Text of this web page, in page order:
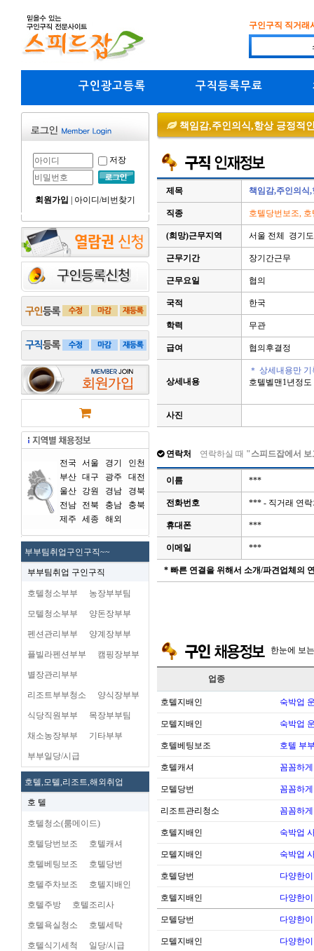
구인구직 직거래
구인광고등록 구직등록무료
저장
회원가입 아이디/비번찾기
전국 서울 경기
인천
부산 대구 광주
대전
울산
강원 경남
경북
전남
전북 충남
충북
제주
세종 해외
부부팀취업구인구직~~
부부팀취업 구인구직
호텔청소부부 농장부부팀
모텔청소부부 양돈장부부
펜션관리부부 양계장부부
플빌라펜션부부 캠핑장부부
별장관리부부
리조트부부청소 양식장부부
식당직원부부 목장부부팀
채소농장부부 기타부부
부부일당/시급
호텔,모텔,리조트,해외취업
호 텔
호텔청소(룸메이드)
호텔당번보조 호텔캐셔
호텔베팅보조 호텔당번
호텔주차보조 호텔지배인
호텔주방 호텔조리사
호텔욕실청소 호텔세탁
호텔식기세척 일당/시급
책임감,주인의식,항상 긍정적
제목 책임감,주인의식
직종 호텔당번보조,
(희망)근무지역 서울 전체 경기
근무기간 장기간근무
근무요일 협의
국적 한국
학력 무관
급여 협의후결정
상세내용
＊ 상세내용만
호텔벨맨1년정
사진
연락처 연락하실 때 "스피드잡에서
이름 ***
전화번호 *** - 직거래 연
휴대폰 ***
이메일 ***
* 빠른 연결을 위해서 소개/파견업체의
한눈에 보
업종
호텔지배인 숙박업
모텔지배인 숙박업
호텔베팅보조 호텔 부
호텔캐셔 꼼꼼하
모텔당번 꼼꼼하
리조트관리청소 꼼꼼하
호텔지배인 숙박업
모텔지배인 숙박업
호텔당번 다양한
호텔지배인 다양한
모텔당번 다양한
모텔지배인 다양한